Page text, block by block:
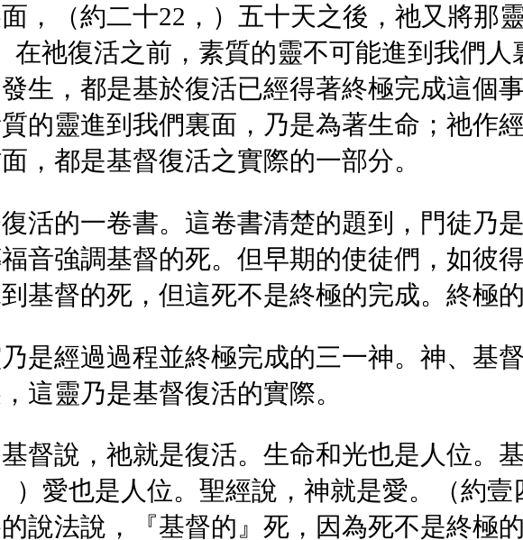
，（約二十22，）五十天之後，祂又將那
在祂復活之前，素質的靈不可能進到我們
生，都是基於復活已經得著終極完成這個
的靈進到我們裏面，乃是為著生命；祂作
，都是基督復活之實際的一部分。
活的一卷書。這卷書清楚的題到，門徒乃
音強調基督的死。但早期的使徒們，如彼
基督的死，但這死不是終極的完成。終極的
是經過過程並終極完成的三一神。神、基
這靈乃是基督復活的實際。
督說，祂就是復活。生命和光也是人位。
）愛也是人位。聖經說，神就是愛。（約
說法說，『基督的』死，因為死不是終極